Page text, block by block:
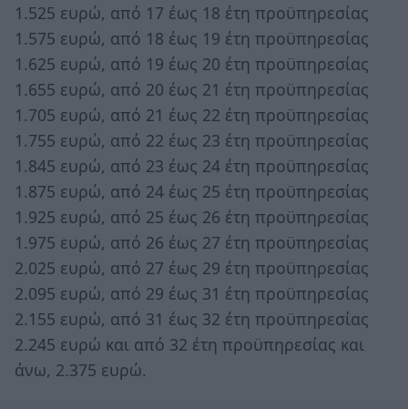
1.525 ευρώ, από 17 έως 18 έτη προϋπηρεσίας
1.575 ευρώ, από 18 έως 19 έτη προϋπηρεσίας
1.625 ευρώ, από 19 έως 20 έτη προϋπηρεσίας
1.655 ευρώ, από 20 έως 21 έτη προϋπηρεσίας
1.705 ευρώ, από 21 έως 22 έτη προϋπηρεσίας
1.755 ευρώ, από 22 έως 23 έτη προϋπηρεσίας
1.845 ευρώ, από 23 έως 24 έτη προϋπηρεσίας
1.875 ευρώ, από 24 έως 25 έτη προϋπηρεσίας
1.925 ευρώ, από 25 έως 26 έτη προϋπηρεσίας
1.975 ευρώ, από 26 έως 27 έτη προϋπηρεσίας
2.025 ευρώ, από 27 έως 29 έτη προϋπηρεσίας
2.095 ευρώ, από 29 έως 31 έτη προϋπηρεσίας
2.155 ευρώ, από 31 έως 32 έτη προϋπηρεσίας
2.245 ευρώ και από 32 έτη προϋπηρεσίας και
άνω, 2.375 ευρώ.